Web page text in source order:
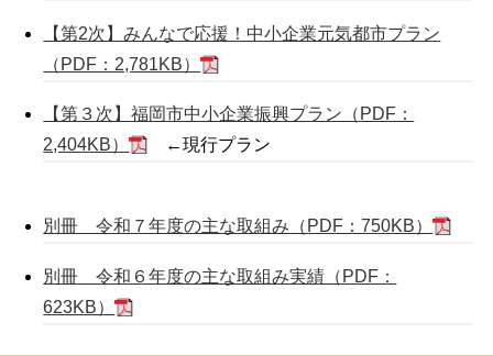
【第2次】みんなで応援！中小企業元気都市プラン
（PDF：2,781KB）
【第３次】福岡市中小企業振興プラン（PDF：
2,404KB）
←現行プラン
別冊 令和７年度の主な取組み（PDF：750KB）
別冊 令和６年度の主な取組み実績（PDF：
623KB）